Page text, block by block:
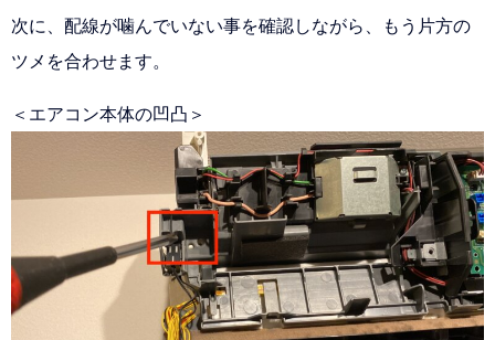
次に、配線が噛んでいない事を確認しながら、もう片方の
ツメを合わせます。
＜エアコン本体の凹凸＞